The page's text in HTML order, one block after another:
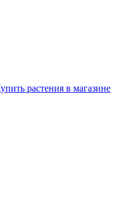
растения в магазине